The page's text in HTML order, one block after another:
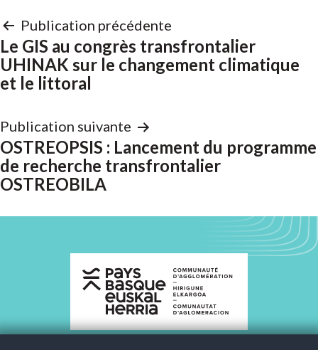
Navigation
de
l’article
Publication précédente
Le GIS au congrès transfrontalier
UHINAK sur le changement climatique
et le littoral
Publication suivante
OSTREOPSIS : Lancement du programme
de recherche transfrontalier
OSTREOBILA